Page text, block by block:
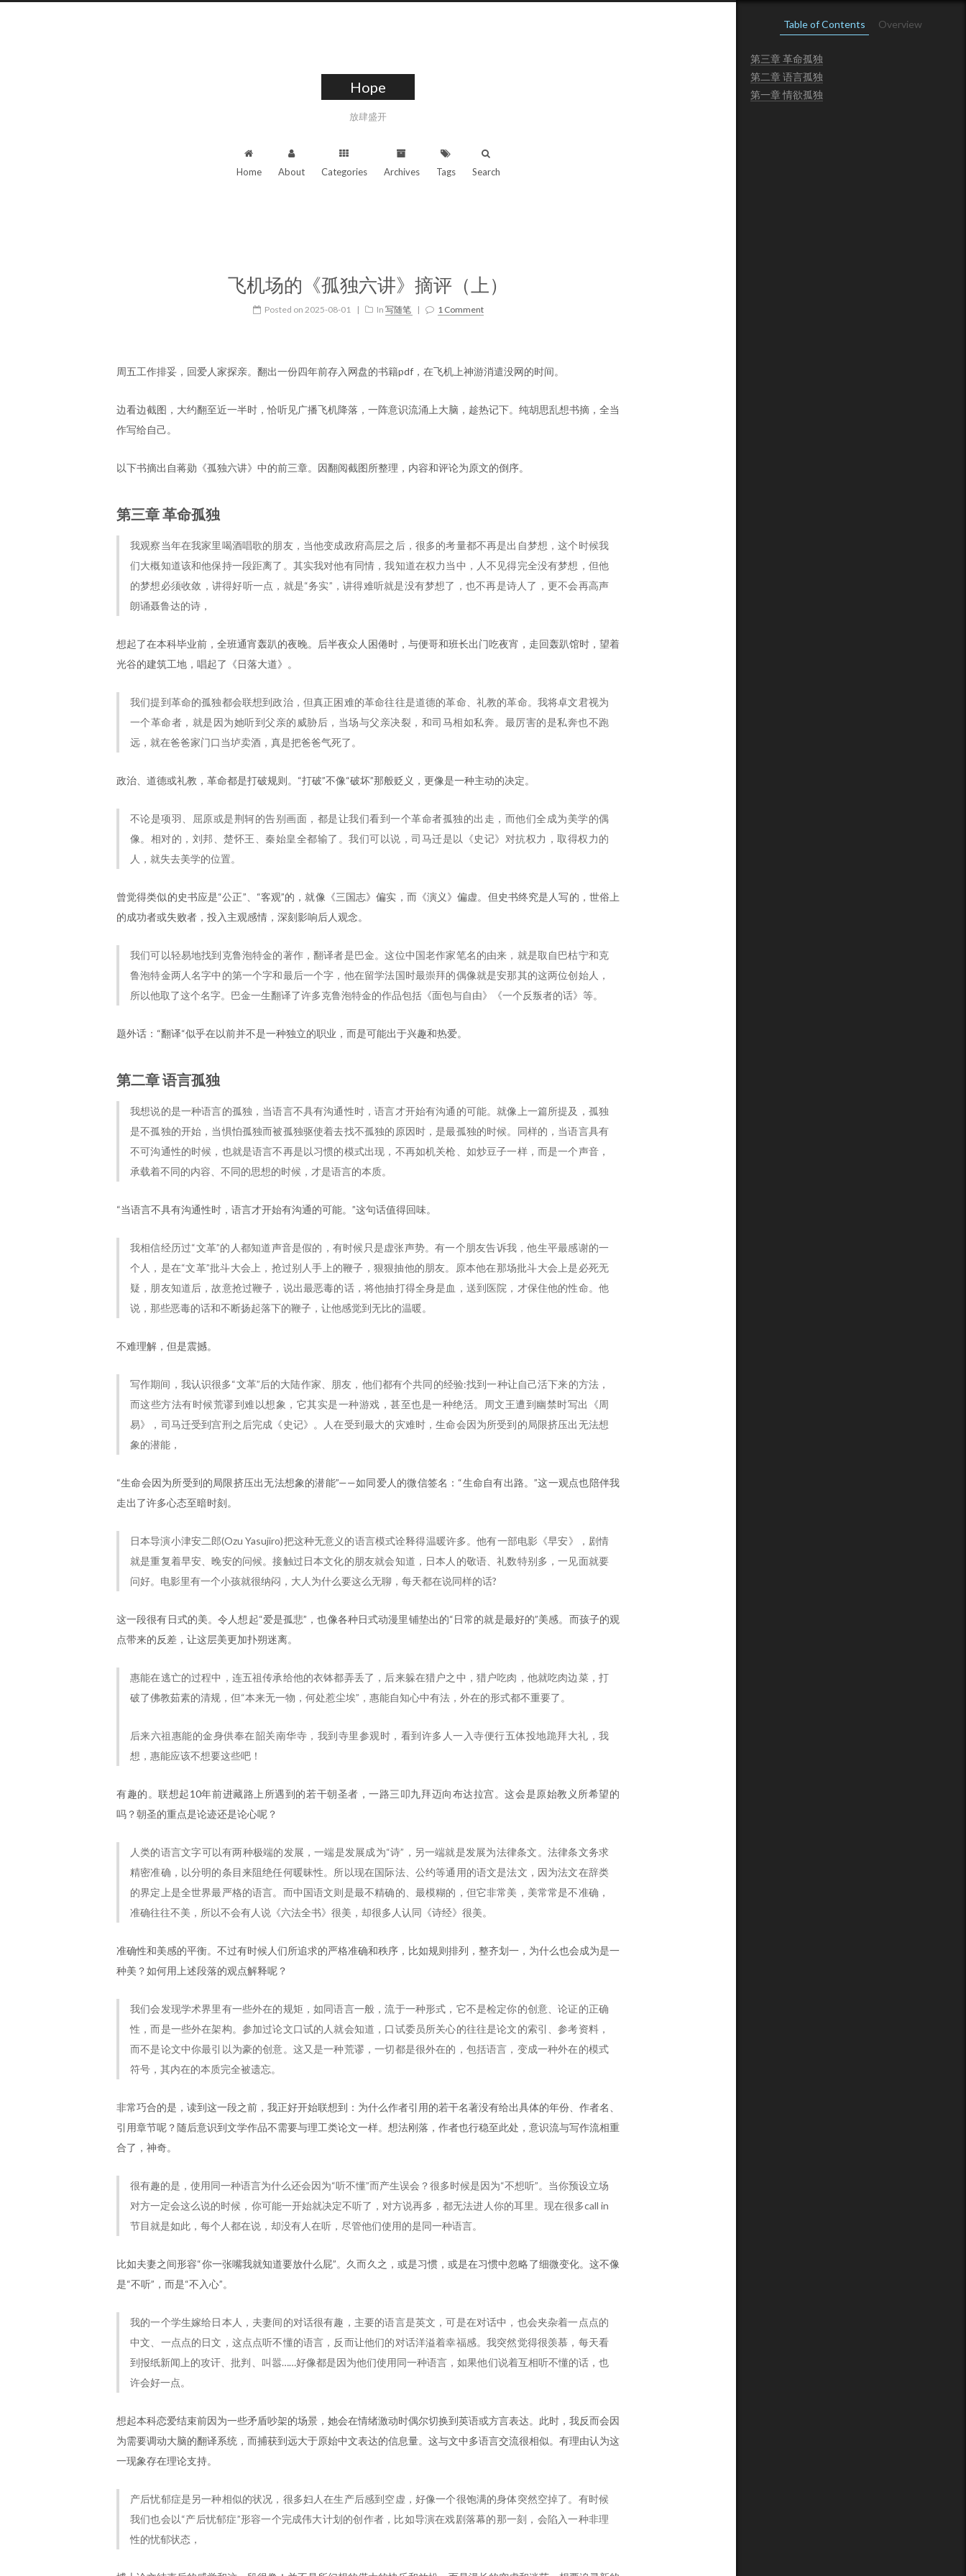
Hope
放肆盛开
Home About Categories Archives Tags Search
飞机场的《孤独六讲》摘评（上）
Posted on 2025-08-01 | In 写随笔 | 1 Comment
周五工作排妥，回爱人家探亲。翻出一份四年前存入网盘的书籍pdf，在飞机上神游消遣没网的时间。
边看边截图，大约翻至近一半时，恰听见广播飞机降落，一阵意识流涌上大脑，趁热记下。纯胡思乱想书摘，全当
作写给自己。
以下书摘出自蒋勋《孤独六讲》中的前三章。因翻阅截图所整理，内容和评论为原文的倒序。
第三章 革命孤独
我观察当年在我家里喝酒唱歌的朋友，当他变成政府高层之后，很多的考量都不再是出自梦想，这个时候我
们大概知道该和他保持一段距离了。其实我对他有同情，我知道在权力当中，人不见得完全没有梦想，但他
的梦想必须收敛，讲得好听一点，就是“务实”，讲得难听就是没有梦想了，也不再是诗人了，更不会再高声
朗诵聂鲁达的诗，
想起了在本科毕业前，全班通宵轰趴的夜晚。后半夜众人困倦时，与便哥和班长出门吃夜宵，走回轰趴馆时，望着
光谷的建筑工地，唱起了《日落大道》。
我们提到革命的孤独都会联想到政治，但真正困难的革命往往是道德的革命、礼教的革命。我将卓文君视为
一个革命者，就是因为她听到父亲的威胁后，当场与父亲决裂，和司马相如私奔。最厉害的是私奔也不跑
远，就在爸爸家门口当垆卖酒，真是把爸爸气死了。
政治、道德或礼教，革命都是打破规则。“打破”不像“破坏”那般贬义，更像是一种主动的决定。
不论是项羽、屈原或是荆轲的告别画面，都是让我们看到一个革命者孤独的出走，而他们全成为美学的偶
像。相对的，刘邦、楚怀王、秦始皇全都输了。我们可以说，司马迁是以《史记》对抗权力，取得权力的
人，就失去美学的位置。
曾觉得类似的史书应是“公正”、“客观”的，就像《三国志》偏实，而《演义》偏虚。但史书终究是人写的，世俗上
的成功者或失败者，投入主观感情，深刻影响后人观念。
我们可以轻易地找到克鲁泡特金的著作，翻译者是巴金。这位中国老作家笔名的由来，就是取自巴枯宁和克
鲁泡特金两人名字中的第一个字和最后一个字，他在留学法国时最崇拜的偶像就是安那其的这两位创始人，
所以他取了这个名字。巴金一生翻译了许多克鲁泡特金的作品包括《面包与自由》《一个反叛者的话》等。
题外话：“翻译“似乎在以前并不是一种独立的职业，而是可能出于兴趣和热爱。
第二章 语言孤独
我想说的是一种语言的孤独，当语言不具有沟通性时，语言才开始有沟通的可能。就像上一篇所提及，孤独
是不孤独的开始，当惧怕孤独而被孤独驱使着去找不孤独的原因时，是最孤独的时候。同样的，当语言具有
不可沟通性的时候，也就是语言不再是以习惯的模式出现，不再如机关枪、如炒豆子一样，而是一个声音，
承载着不同的内容、不同的思想的时候，才是语言的本质。
“当语言不具有沟通性时，语言才开始有沟通的可能。”这句话值得回味。
我相信经历过“文革”的人都知道声音是假的，有时候只是虚张声势。有一个朋友告诉我，他生平最感谢的一
个人，是在“文革”批斗大会上，抢过别人手上的鞭子，狠狠抽他的朋友。原本他在那场批斗大会上是必死无
疑，朋友知道后，故意抢过鞭子，说出最恶毒的话，将他抽打得全身是血，送到医院，才保住他的性命。他
说，那些恶毒的话和不断扬起落下的鞭子，让他感觉到无比的温暖。
不难理解，但是震撼。
写作期间，我认识很多“文革”后的大陆作家、朋友，他们都有个共同的经验:找到一种让自己活下来的方法，
而这些方法有时候荒谬到难以想象，它其实是一种游戏，甚至也是一种绝活。周文王遭到幽禁时写出《周
易》，司马迁受到宫刑之后完成《史记》。人在受到最大的灾难时，生命会因为所受到的局限挤压出无法想
象的潜能，
“生命会因为所受到的局限挤压出无法想象的潜能”——如同爱人的微信签名：“生命自有出路。”这一观点也陪伴我
走出了许多心态至暗时刻。
日本导演小津安二郎(Ozu Yasujiro)把这种无意义的语言模式诠释得温暖许多。他有一部电影《早安》，剧情
就是重复着早安、晚安的问候。接触过日本文化的朋友就会知道，日本人的敬语、礼数特别多，一见面就要
问好。电影里有一个小孩就很纳闷，大人为什么要这么无聊，每天都在说同样的话?
这一段很有日式的美。令人想起“爱是孤悲”，也像各种日式动漫里铺垫出的“日常的就是最好的”美感。而孩子的观
点带来的反差，让这层美更加扑朔迷离。
惠能在逃亡的过程中，连五祖传承给他的衣钵都弄丢了，后来躲在猎户之中，猎户吃肉，他就吃肉边菜，打
破了佛教茹素的清规，但“本来无一物，何处惹尘埃”，惠能自知心中有法，外在的形式都不重要了。
后来六祖惠能的金身供奉在韶关南华寺，我到寺里参观时，看到许多人一入寺便行五体投地跪拜大礼，我
想，惠能应该不想要这些吧！
有趣的。联想起10年前进藏路上所遇到的若干朝圣者，一路三叩九拜迈向布达拉宫。这会是原始教义所希望的
吗？朝圣的重点是论迹还是论心呢？
人类的语言文字可以有两种极端的发展，一端是发展成为“诗”，另一端就是发展为法律条文。法律条文务求
精密准确，以分明的条目来阻绝任何暖昧性。所以现在国际法、公约等通用的语文是法文，因为法文在辞类
的界定上是全世界最严格的语言。而中国语文则是最不精确的、最模糊的，但它非常美，美常常是不准确，
准确往往不美，所以不会有人说《六法全书》很美，却很多人认同《诗经》很美。
准确性和美感的平衡。不过有时候人们所追求的严格准确和秩序，比如规则排列，整齐划一，为什么也会成为是一
种美？如何用上述段落的观点解释呢？
我们会发现学术界里有一些外在的规矩，如同语言一般，流于一种形式，它不是检定你的创意、论证的正确
性，而是一些外在架构。参加过论文口试的人就会知道，口试委员所关心的往往是论文的索引、参考资料，
而不是论文中你最引以为豪的创意。这又是一种荒谬，一切都是很外在的，包括语言，变成一种外在的模式
符号，其内在的本质完全被遗忘。
非常巧合的是，读到这一段之前，我正好开始联想到：为什么作者引用的若干名著没有给出具体的年份、作者名、
引用章节呢？随后意识到文学作品不需要与理工类论文一样。想法刚落，作者也行稳至此处，意识流与写作流相重
合了，神奇。
很有趣的是，使用同一种语言为什么还会因为“听不懂”而产生误会？很多时候是因为“不想听”。当你预设立场
对方一定会这么说的时候，你可能一开始就决定不听了，对方说再多，都无法进人你的耳里。现在很多call in
节目就是如此，每个人都在说，却没有人在听，尽管他们使用的是同一种语言。
比如夫妻之间形容“你一张嘴我就知道要放什么屁”。久而久之，或是习惯，或是在习惯中忽略了细微变化。这不像
是“不听”，而是“不入心”。
我的一个学生嫁给日本人，夫妻间的对话很有趣，主要的语言是英文，可是在对话中，也会夹杂着一点点的
中文、一点点的日文，这点点听不懂的语言，反而让他们的对话洋溢着幸福感。我突然觉得很羡慕，每天看
到报纸新闻上的攻讦、批判、叫嚣……好像都是因为他们使用同一种语言，如果他们说着互相听不懂的话，也
许会好一点。
想起本科恋爱结束前因为一些矛盾吵架的场景，她会在情绪激动时偶尔切换到英语或方言表达。此时，我反而会因
为需要调动大脑的翻译系统，而捕获到远大于原始中文表达的信息量。这与文中多语言交流很相似。有理由认为这
一现象存在理论支持。
产后忧郁症是另一种相似的状况，很多妇人在生产后感到空虚，好像一个很饱满的身体突然空掉了。有时候
我们也会以“产后忧郁症”形容一个完成伟大计划的创作者，比如导演在戏剧落幕的那一刻，会陷入一种非理
性的忧郁状态，
Table of Contents Overview
第三章 革命孤独
第二章 语言孤独
第一章 情欲孤独